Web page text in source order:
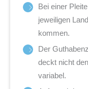
Bei einer
jeweiligen
kommen.
Der
deckt nicht
variabel.